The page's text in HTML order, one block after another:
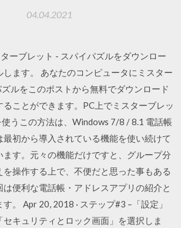
04.04.2021
ーブレット - スパイパズルをダウンロー
します。 あなたのコンピュータにミスター
ルをこのポストから無料でダウンロード
ることができます。PC上でミスターブレッ
使うこの方法は、Windows 7/8 / 8.1 電話帳
初から導入されている機能を使い続けて
ます。元々の機能だけですと、グループ分
を操作する上で、不便だと思った事もある
便利な電話帳・アドレスアプリの紹介と
。 Apr 20, 2018 · ステップ#3 –「設定」
キュリティとロック画面」を選択しま